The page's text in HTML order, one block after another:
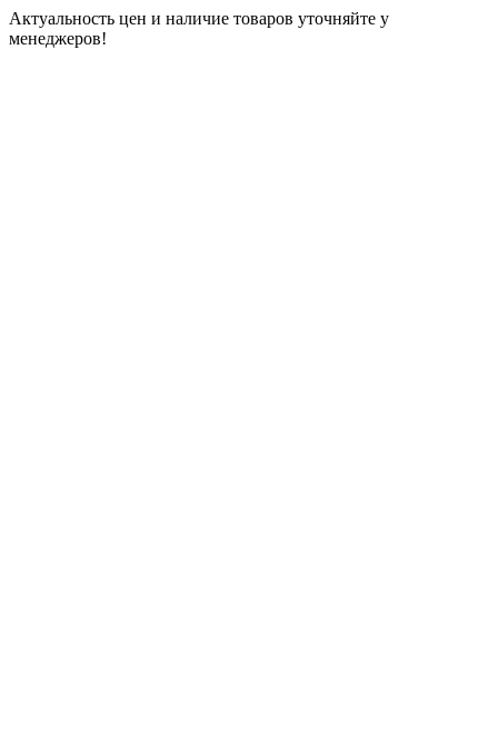
Актуальность цен и наличие товаров уточняйте у
менеджеров!